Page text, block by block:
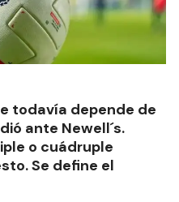
todavía depende de
ante Newell´s.
o cuádruple
Se define el